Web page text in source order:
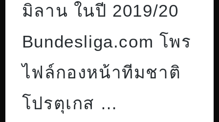
มิลาน ในปี 2019/20
Bundesliga.com โพร
ไฟล์กองหน้าทีมชาติ
โปรตุเกส …